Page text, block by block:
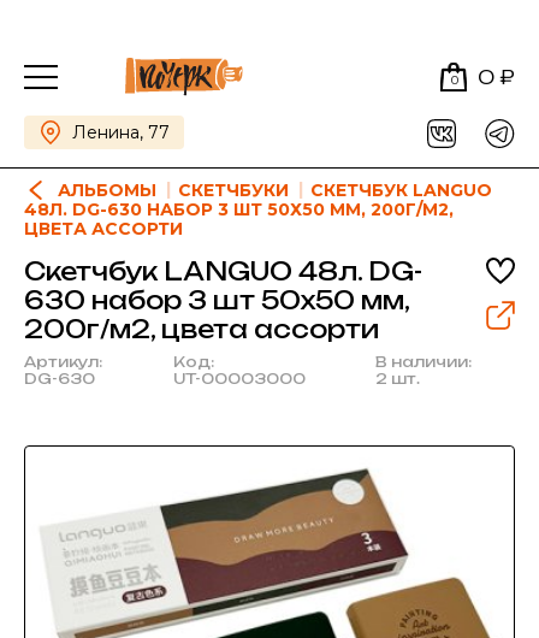
0 0 ₽
Ленина, 77
АЛЬБОМЫ СКЕТЧБУКИ
СКЕТЧБУК LANGUO
48Л. DG-630 НАБОР 3 ШТ 50Х50 ММ, 200Г/М2,
ЦВЕТА АССОРТИ
Скетчбук LANGUO 48л. DG-
630 набор 3 шт 50х50 мм,
200г/м2, цвета ассорти
Артикул:
DG-630
Код:
UT-00003000
В наличии:
2 шт.